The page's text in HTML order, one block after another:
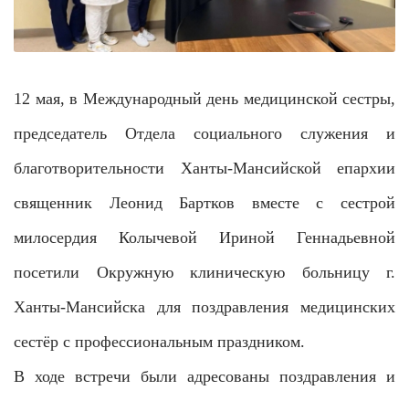
12 мая, в Международный день медицинской сестры,
председатель Отдела социального служения и
благотворительности Ханты-Мансийской епархии
священник Леонид Бартков вместе с сестрой
милосердия Колычевой Ириной Геннадьевной
посетили Окружную клиническую больницу г.
Ханты-Мансийска для поздравления медицинских
сестёр с профессиональным праздником.
В ходе встречи были адресованы поздравления и